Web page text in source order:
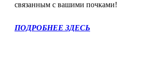
связанным с вашими почками!
ПОДРОБНЕЕ ЗДЕСЬ